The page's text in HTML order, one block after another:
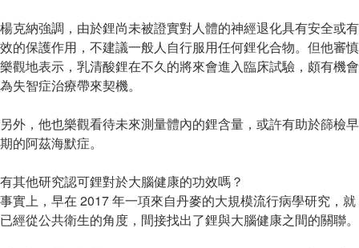
楊克納強調，由於鋰尚未被證實對人體的神經退化具有安全或有
效的保護作用，不建議一般人自行服用任何鋰化合物。但他審慎
樂觀地表示，乳清酸鋰在不久的將來會進入臨床試驗，頗有機會
為失智症治療帶來契機。
另外，他也樂觀看待未來測量體內的鋰含量，或許有助於篩檢早
期的阿茲海默症。
有其他研究認可鋰對於大腦健康的功效嗎？
事實上，早在 2017 年一項來自丹麥的大規模流行病學研究，就
已經從公共衛生的角度，間接找出了鋰與大腦健康之間的關聯。